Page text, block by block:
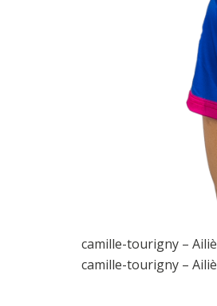
camille-tourigny –
camille-tourigny –